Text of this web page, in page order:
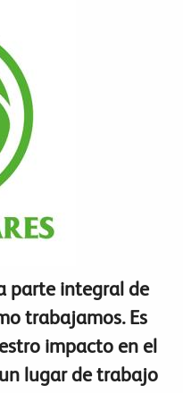
parte integral de
trabajamos. Es
impacto en el
lugar de trabajo